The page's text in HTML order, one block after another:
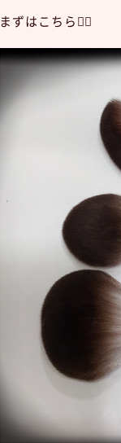
まずはこちら💁‍♀️